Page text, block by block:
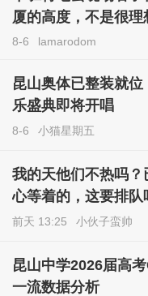
厦的高度，不是很理
8-6 lamarodom
昆山奥体已整装就
乐盛典即将开唱
8-6 小猫星期五
我的天他们不热吗？
心等着的，这要排队
前天 13:25 小伙子蛮帅
昆山中学2026届高
一流数据分析